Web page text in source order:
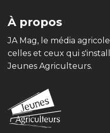
À propos
JA Mag, le média
celles et ceux qui
Jeunes Agriculteurs.